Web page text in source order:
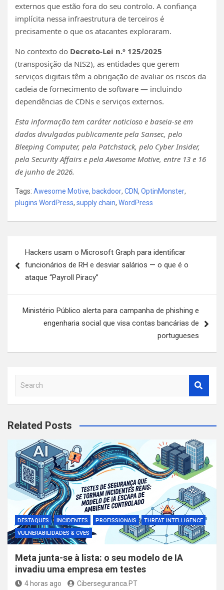
externos que estão fora do seu controlo. A confiança
implícita nessa infraestrutura de terceiros é
precisamente o que os atacantes exploraram.
No contexto do Decreto-Lei n.º 125/2025
(transposição da NIS2), as entidades que gerem
serviços digitais têm a obrigação de avaliar os riscos da
cadeia de fornecimento de software — incluindo
dependências de CDNs e serviços externos.
Esta informação tem caráter noticioso e baseia-se em
dados divulgados publicamente pela Sansec, pelo
Bleeping Computer, pela Patchstack, pelo Cyber Insider,
pela Security Affairs e pela Awesome Motive, entre 13 e 16
de junho de 2026.
Tags: Awesome Motive, backdoor, CDN, OptinMonster,
plugins WordPress, supply chain, WordPress
de
artigos
Hackers usam o Microsoft Graph para identificar
funcionários de RH e desviar salários — o que é o
ataque “Payroll Piracy”
Ministério Público alerta para campanha de phishing e
engenharia social que visa contas bancárias de
portugueses
a
c
Related Posts
DESTAQUES INCIDENTES PROFISSIONAIS
THREAT INTELLIGENCE
VULNERABILIDADES & CVES
Meta junta-se à lista: o seu modelo de IA
invadiu uma empresa em testes
4 horas ago Ciberseguranca.PT